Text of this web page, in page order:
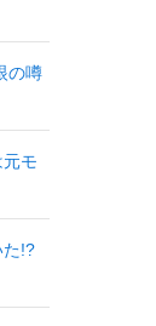
の噂
モ
た!?